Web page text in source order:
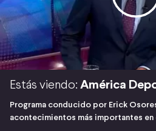
Estás viendo: América
Programa conducido por Erick
acontecimientos más importantes